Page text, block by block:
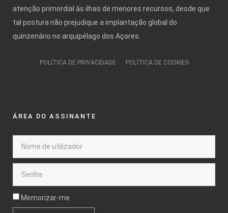
atenção primordial às ilhas de menores recursos, desde que
tal postura não prejudique a implantação global do
quinzenário no arquipélago dos Açores.
POLÍTICA DE PRIVACIDADE POLÍTICA DE COOKIES
ÁREA DO ASSINANTE
Memorizar-me